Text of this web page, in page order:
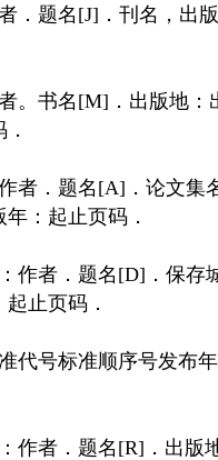
．题名[J]．刊名，出
。书名[M]．出版地：
者．题名[A]．论文集
：起止页码．
作者．题名[D]．保存
止页码．
代号标准顺序号发布
作者．题名[R]．出版